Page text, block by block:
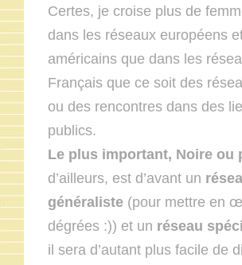
Certes, je croise plus de
dans les réseaux européens
américains que dans les
Français que ce soit des
ou des rencontres dans des
publics.
Le plus important, Noire ou
d’ailleurs, est d’avant un
généraliste (pour mettre en
dégrées :)) et un réseau
il sera d’autant plus facile de